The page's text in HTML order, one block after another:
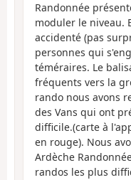
Randonnée
moduler le niveau.
accidenté (pas
personnes qui
téméraires. Le
fréquents vers la
rando nous avons
des Vans qui ont
difficile.(carte à
en rouge). Nous
Ardèche
randos les plus